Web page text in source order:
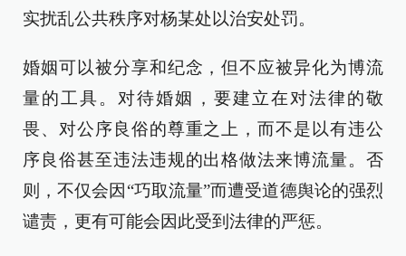
实扰乱公共秩序对杨某处以治安处罚。
婚姻可以被分享和纪念，但不应被异化为博流
量的工具。对待婚姻，要建立在对法律的敬
畏、对公序良俗的尊重之上，而不是以有违公
序良俗甚至违法违规的出格做法来博流量。否
则，不仅会因“巧取流量”而遭受道德舆论的强烈
谴责，更有可能会因此受到法律的严惩。